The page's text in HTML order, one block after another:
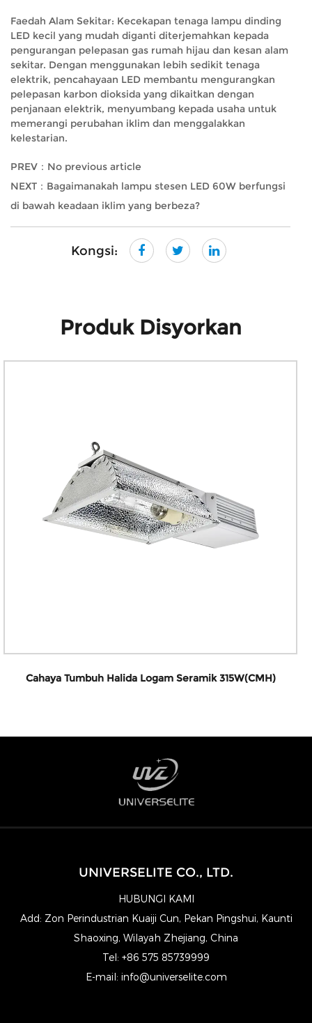
Faedah Alam Sekitar: Kecekapan tenaga lampu dinding
LED kecil yang mudah diganti diterjemahkan kepada
pengurangan pelepasan gas rumah hijau dan kesan alam
sekitar. Dengan menggunakan lebih sedikit tenaga
elektrik, pencahayaan LED membantu mengurangkan
pelepasan karbon dioksida yang dikaitkan dengan
penjanaan elektrik, menyumbang kepada usaha untuk
memerangi perubahan iklim dan menggalakkan
kelestarian.
PREV：No previous article
NEXT：Bagaimanakah lampu stesen LED 60W berfungsi
di bawah keadaan iklim yang berbeza?
Kongsi:
Produk Disyorkan
Cahaya Tumbuh Halida Logam Seramik 315W(CMH)
UNIVERSELITE CO., LTD.
HUBUNGI KAMI
Add: Zon Perindustrian Kuaiji Cun, Pekan Pingshui, Kaunti
Shaoxing, Wilayah Zhejiang, China
Tel: +86 575 85739999
E-mail: info@universelite.com